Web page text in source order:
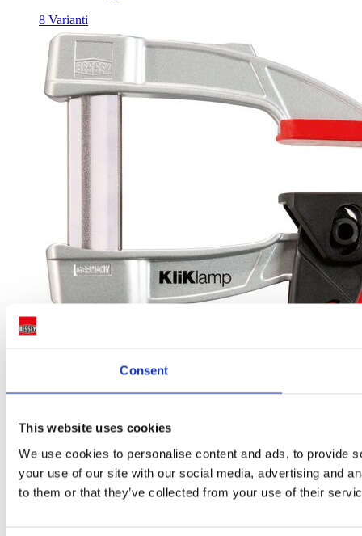
Consent
This website uses cookies
We use cookies to personalise content and ads, to provide
your use of our site with our social media, advertising and
to them or that they’ve collected from your use of their
8 Varianti